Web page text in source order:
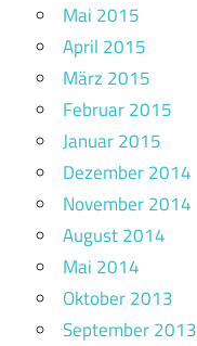
Mai 2015
April 2015
März 2015
Februar 2015
Januar 2015
Dezember 2014
November 2014
August 2014
Mai 2014
Oktober 2013
September 2013